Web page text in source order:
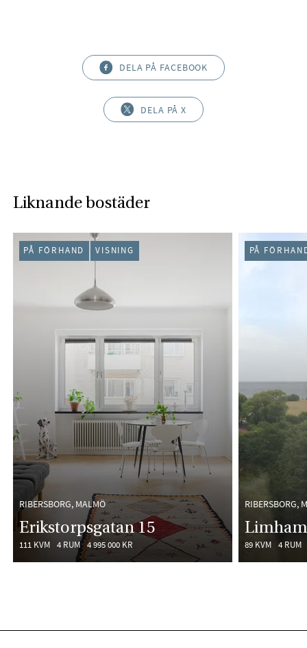
DELA PÅ FACEBOOK
DELA PÅ X
Liknande bostäder
RIBERSBORG, MALMÖ
Erikstorpsgatan 15
111 KVM 4 RUM 4 995 000 KR
PÅ FÖRHAND VISNING
RIBERSBORG,
89 KVM 4 RUM
PÅ